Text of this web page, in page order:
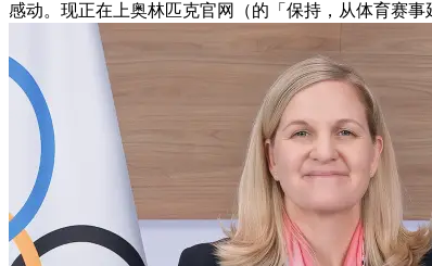
感动。现正在上奥林匹克官网（的「保持，从体育赛